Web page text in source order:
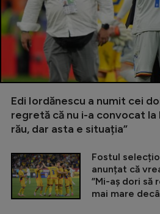
Edi Iordănescu a numit cei
regretă că nu i-a convocat la
rău, dar asta e situația”
Fostul
anunțat că
”Mi-aș dori să
mai mare